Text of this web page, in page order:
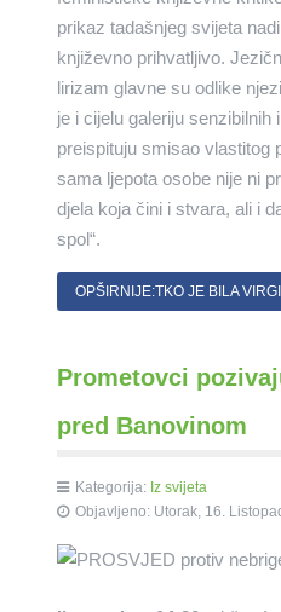
prikaz tadašnjeg svijeta
književno prihvatljivo.
lirizam glavne su odlike
je i cijelu galeriju senzibilnih
preispituju smisao vlastitog
sama ljepota osobe nije ni
djela koja čini i stvara, ali i
spol“.
OPŠIRNIJE:TKO JE BILA
Prometovci
pred Banovinom
Kategorija: Iz svijeta
Objavljeno: Utorak, 16.